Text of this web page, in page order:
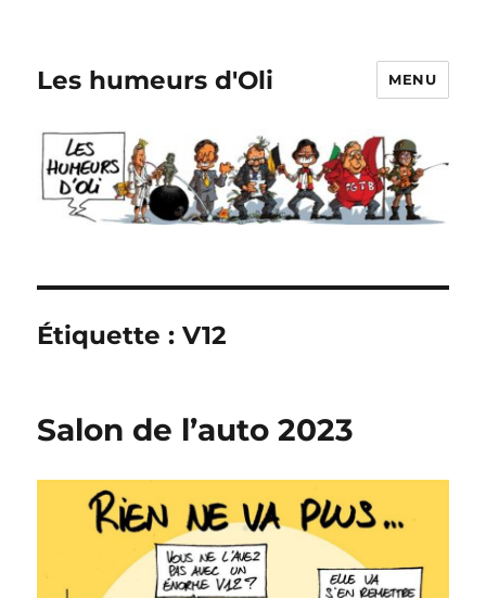
Les humeurs d'Oli MENU
Étiquette :V12
Salon de l’auto 2023